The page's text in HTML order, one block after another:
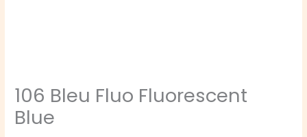
106 Bleu Fluo Fluorescent
Blue